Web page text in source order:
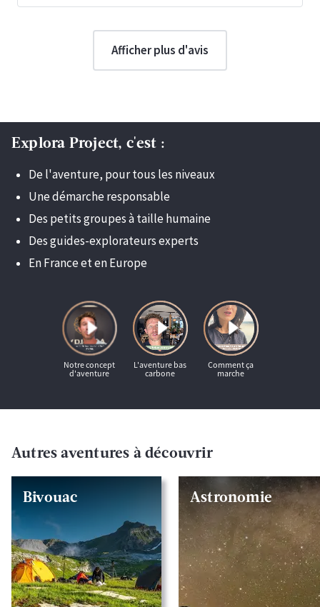
Afficher plus d'avis
Explora Project, c'est :
De l'aventure, pour tous les niveaux
Une démarche responsable
Des petits groupes à taille humaine
Des guides-explorateurs experts
En France et en Europe
Autres aventures à découvrir
Bivouac Astronomie